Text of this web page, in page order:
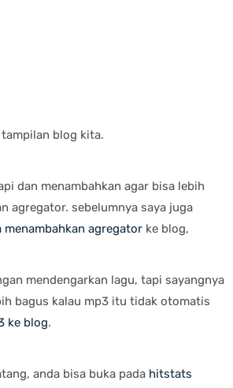
blog kita.
dan menambahkan agar bisa lebih
agregator. sebelumnya saya juga
menambahkan agregatorke blog,
mendengarkan lagu, tapi sayangnya
bagus kalau mp3 itu tidak otomatis
ke blog.
anda bisa buka pada hitstats